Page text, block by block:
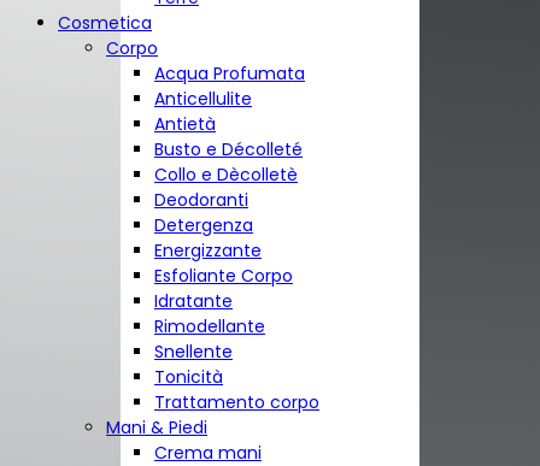
Cosmetica
Corpo
Acqua Profumata
Anticellulite
Antietà
Busto e Décolleté
Collo e Dècolletè
Deodoranti
Detergenza
Energizzante
Esfoliante Corpo
Idratante
Rimodellante
Snellente
Tonicità
Trattamento corpo
Mani & Piedi
Crema mani